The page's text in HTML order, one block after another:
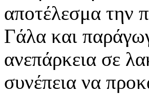
αποτέλεσμα την
Γάλα και
ανεπάρκεια σε
συνέπεια να